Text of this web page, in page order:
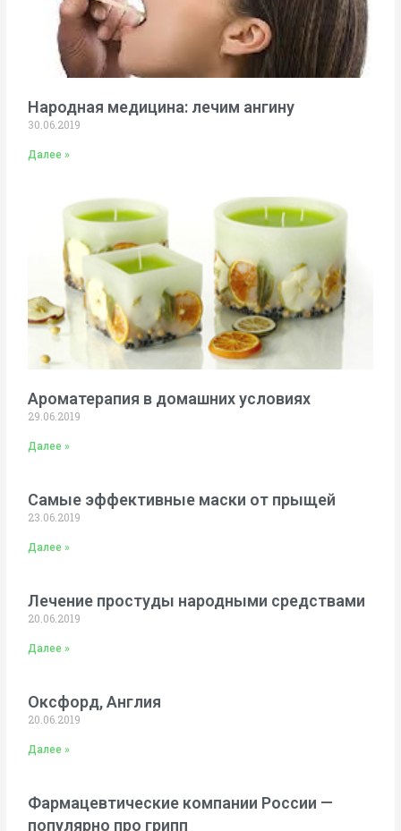
Народная медицина: лечим ангину
30.06.2019
Далее »
Ароматерапия в домашних условиях
29.06.2019
Далее »
Самые эффективные маски от прыщей
23.06.2019
Далее »
Лечение простуды народными средствами
20.06.2019
Далее »
Оксфорд, Англия
20.06.2019
Далее »
Фармацевтические компании России —
популярно про грипп